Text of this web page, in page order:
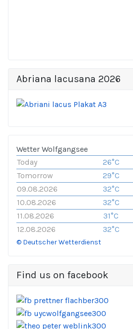
Abriana lacusana 2026
Wetter Wolfgangsee
Today
26°C
Tomorrow
29°C
09.08.2026
32°C
10.08.2026
32°C
11.08.2026
31°C
12.08.2026
32°C
© Deutscher Wetterdienst
Find us on facebook